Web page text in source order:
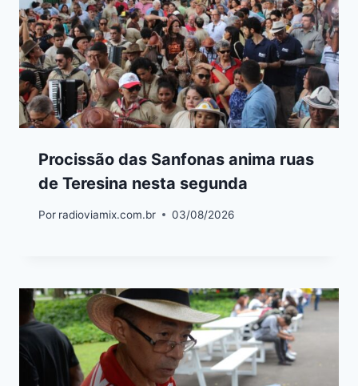
Procissão das Sanfonas anima ruas
de Teresina nesta segunda
Por radioviamix.com.br 03/08/2026